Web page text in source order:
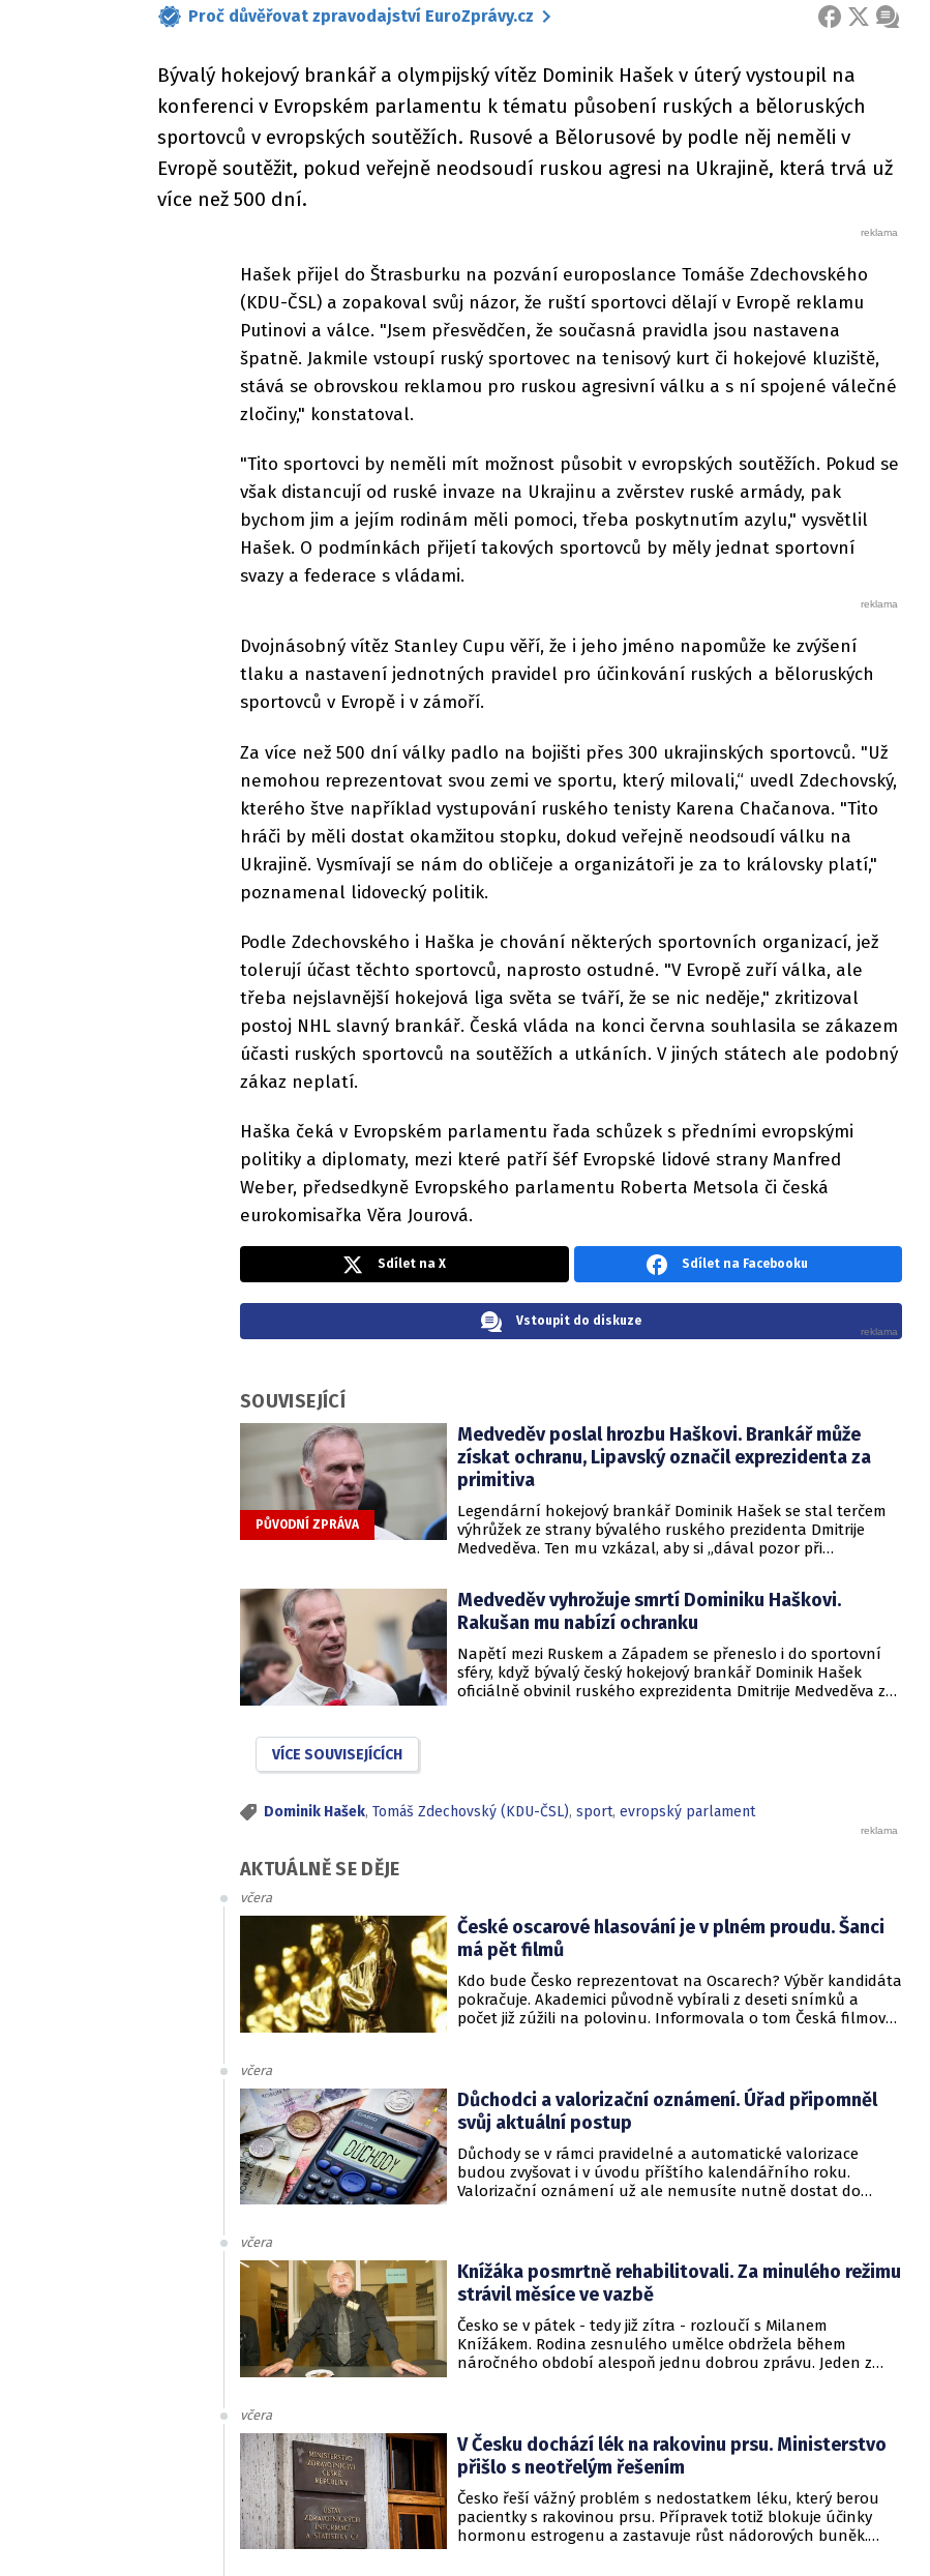
Proč důvěřovat zpravodajství EuroZprávy.cz FACEBOOK
X ZPRÁVA
Bývalý hokejový brankář a olympijský vítěz Dominik Hašek v úterý vystoupil na
konferenci v Evropském parlamentu k tématu působení ruských a běloruských
sportovců v evropských soutěžích. Rusové a Bělorusové by podle něj neměli v
Evropě soutěžit, pokud veřejně neodsoudí ruskou agresi na Ukrajině, která trvá už
více než 500 dní.
Hašek přijel do Štrasburku na pozvání europoslance Tomáše Zdechovského
(KDU-ČSL) a zopakoval svůj názor, že ruští sportovci dělají v Evropě reklamu
Putinovi a válce. "Jsem přesvědčen, že současná pravidla jsou nastavena
špatně. Jakmile vstoupí ruský sportovec na tenisový kurt či hokejové kluziště,
stává se obrovskou reklamou pro ruskou agresivní válku a s ní spojené válečné
zločiny," konstatoval.
"Tito sportovci by neměli mít možnost působit v evropských soutěžích. Pokud se
však distancují od ruské invaze na Ukrajinu a zvěrstev ruské armády, pak
bychom jim a jejím rodinám měli pomoci, třeba poskytnutím azylu," vysvětlil
Hašek. O podmínkách přijetí takových sportovců by měly jednat sportovní
svazy a federace s vládami.
Dvojnásobný vítěz Stanley Cupu věří, že i jeho jméno napomůže ke zvýšení
tlaku a nastavení jednotných pravidel pro účinkování ruských a běloruských
sportovců v Evropě i v zámoří.
Za více než 500 dní války padlo na bojišti přes 300 ukrajinských sportovců. "Už
nemohou reprezentovat svou zemi ve sportu, který milovali,“ uvedl Zdechovský,
kterého štve například vystupování ruského tenisty Karena Chačanova. "Tito
hráči by měli dostat okamžitou stopku, dokud veřejně neodsoudí válku na
Ukrajině. Vysmívají se nám do obličeje a organizátoři je za to královsky platí,"
poznamenal lidovecký politik.
Podle Zdechovského i Haška je chování některých sportovních organizací, jež
tolerují účast těchto sportovců, naprosto ostudné. "V Evropě zuří válka, ale
třeba nejslavnější hokejová liga světa se tváří, že se nic neděje," zkritizoval
postoj NHL slavný brankář. Česká vláda na konci června souhlasila se zákazem
účasti ruských sportovců na soutěžích a utkáních. V jiných státech ale podobný
zákaz neplatí.
Haška čeká v Evropském parlamentu řada schůzek s předními evropskými
politiky a diplomaty, mezi které patří šéf Evropské lidové strany Manfred
Weber, předsedkyně Evropského parlamentu Roberta Metsola či česká
eurokomisařka Věra Jourová.
Sdílet na X Sdílet na Facebooku
Vstoupit do diskuze
SOUVISEJÍCÍ
PŮVODNÍ ZPRÁVA
Medveděv poslal hrozbu Haškovi. Brankář může
získat ochranu, Lipavský označil exprezidenta za
primitiva
Legendární hokejový brankář Dominik Hašek se stal terčem
výhrůžek ze strany bývalého ruského prezidenta Dmitrije
Medveděva. Ten mu vzkázal, aby si „dával pozor při
likvidace. Ministr vnitra Vít Rakušan v reakci na incident
nabídl Haškovi státní ochranu. Jak redakci EuroZprávy.cz
potvrdilo ministerstvo vnitra, poskytnutí krátkodobé ochrany
i v případě politika Tomia Okamury.
Medveděv vyhrožuje smrtí Dominiku Haškovi.
Rakušan mu nabízí ochranku
Napětí mezi Ruskem a Západem se přeneslo i do sportovní
sféry, když bývalý český hokejový brankář Dominik Hašek
oficiálně obvinil ruského exprezidenta Dmitrije Medveděva z
VÍCE SOUVISEJÍCÍCH
Dominik Hašek, Tomáš Zdechovský (KDU-ČSL), sport, evropský parlament
AKTUÁLNĚ SE DĚJE
včera
České oscarové hlasování je v plném proudu. Šanci
má pět filmů
Kdo bude Česko reprezentovat na Oscarech? Výběr kandidáta
pokračuje. Akademici původně vybírali z deseti snímků a
počet již zúžili na polovinu. Informovala o tom Česká filmová
včera
Důchodci a valorizační oznámení. Úřad připomněl
svůj aktuální postup
Důchody se v rámci pravidelné a automatické valorizace
budou zvyšovat i v úvodu příštího kalendářního roku.
Valorizační oznámení už ale nemusíte nutně dostat do
včera
Knížáka posmrtně rehabilitovali. Za minulého režimu
strávil měsíce ve vazbě
Česko se v pátek - tedy již zítra - rozloučí s Milanem
Knížákem. Rodina zesnulého umělce obdržela během
náročného období alespoň jednu dobrou zprávu. Jeden z
včera
V Česku dochází lék na rakovinu prsu. Ministerstvo
přišlo s neotřelým řešením
Česko řeší vážný problém s nedostatkem léku, který berou
pacientky s rakovinou prsu. Přípravek totiž blokuje účinky
hormonu estrogenu a zastavuje růst nádorových buněk.